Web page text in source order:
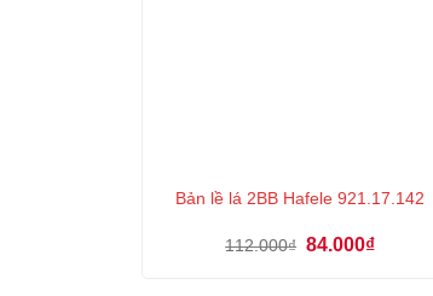
Bản lề lá 2BB Hafele 921.17.142
112.000₫ Giá
84.000₫Giá